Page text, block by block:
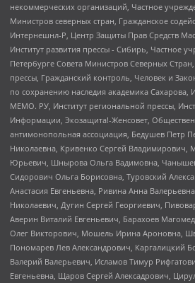
некоммерческих организаций, Частное
Министров северных стран, Гражданское
Интернешнл-Р, Центр Защиты Прав Средств
Институт развития прессы - Сибирь, Частное
Петербурге Совета Министров Северных
прессы, Гражданский контроль, Человек и
по сохранению наследия академика Сахарова,
МЕМО. РУ, Институт региональной прессы,
Информации, Экозащита!-Женсовет,
антимонопольная ассоциация, Бедушев Петр
Николаевна, Кривенко Сергей Владимирович,
Юрьевич, Шнырова Ольга Вадимовна,
Сидорович Ольга Борисовна, Туровский
Анастасия Евгеньевна, Ривина Анна
Николаевич, Дугин Сергей Георгиевич,
Аверин Виталий Евгеньевич, Барахоев
Олег Викторович, Мошель Ирина Ароновна,
Пономарев Лев Александрович, Каргалицкий
Валерий Валерьевич, Исламов Тимур
Евгеньевна, Щаров Сергей Алексадрович,